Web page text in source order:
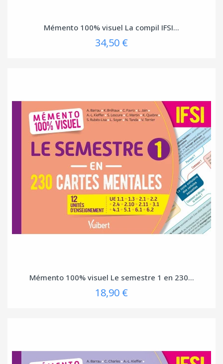
Mémento 100% visuel La compil IFSI...
34,50 €
Mémento 100% visuel Le semestre 1 en 230...
18,90 €